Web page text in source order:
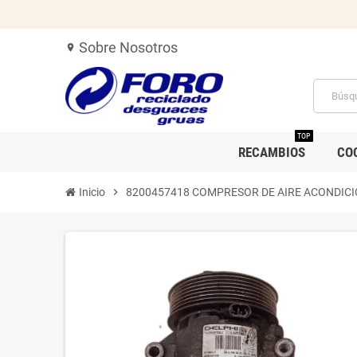
location_on Sobre Nosotros
RECAMBIOS
TOP
Inicio chevron_right 8200457418 COMPRESOR DE AIRE